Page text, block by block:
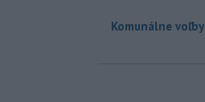
Komunálne voľby